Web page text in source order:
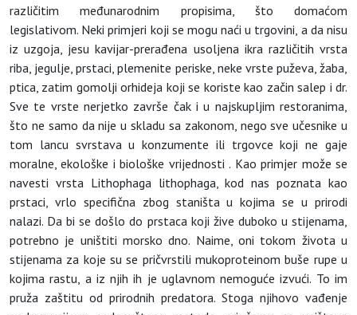
različitim međunarodnim propisima, što domaćom
legislativom. Neki primjeri koji se mogu naći u trgovini, a da nisu
iz uzgoja, jesu kavijar-prerađena usoljena ikra različitih vrsta
riba, jegulje, prstaci, plemenite periske, neke vrste puževa, žaba,
ptica, zatim gomolji orhideja koji se koriste kao začin salep i dr.
Sve te vrste nerjetko završe čak i u najskupljim restoranima,
što ne samo da nije u skladu sa zakonom, nego sve učesnike u
tom lancu svrstava u konzumente ili trgovce koji ne gaje
moralne, ekološke i biološke vrijednosti . Kao primjer može se
navesti vrsta Lithophaga lithophaga, kod nas poznata kao
prstaci, vrlo specifična zbog staništa u kojima se u prirodi
nalazi. Da bi se došlo do prstaca koji žive duboko u stijenama,
potrebno je uništiti morsko dno. Naime, oni tokom života u
stijenama za koje su se pričvrstili mukoproteinom buše rupe u
kojima rastu, a iz njih ih je uglavnom nemoguće izvući. To im
pruža zaštitu od prirodnih predatora. Stoga njihovo vađenje